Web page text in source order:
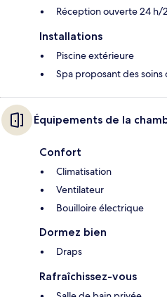
Réception ouverte 24 h/
Installations
Piscine extérieure
Spa proposant des soins
Équipements de la
Confort
Climatisation
Ventilateur
Bouilloire électrique
Dormez bien
Draps
Rafraîchissez-vous